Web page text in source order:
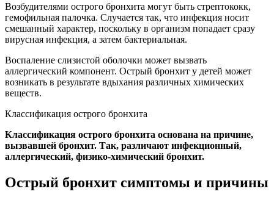
Возбудителями острого бронхита могут быть стрептококк,
гемофильная палочка. Случается так, что инфекция носит
смешанный характер, поскольку в организм попадает сразу
вирусная инфекция, а затем бактериальная.
Воспаление слизистой оболочки может вызвать
аллергический компонент. Острый бронхит у детей может
возникать в результате вдыхания различных химических
веществ.
Классификация острого бронхита
Классификация острого бронхита основана на причине,
вызвавшей бронхит. Так, различают инфекционный,
аллергический, физико-химический бронхит.
Острый бронхит симптомы и причины